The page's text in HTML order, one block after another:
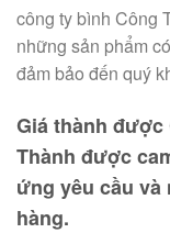
công ty bình Công
những sản phẩm
đảm bảo đến quý
Giá thành được
Thành được
ứng yêu cầu và
hàng.